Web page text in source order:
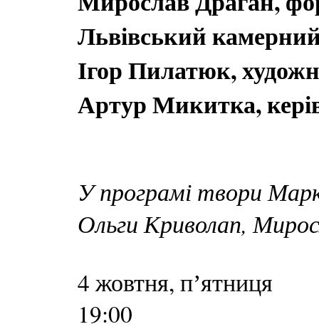
Львівський
Ігор Пилатюк,
Артур Микитка,
У програмі твори
Ольги Криволап,
4 жовтня, пʼятниця
19:00